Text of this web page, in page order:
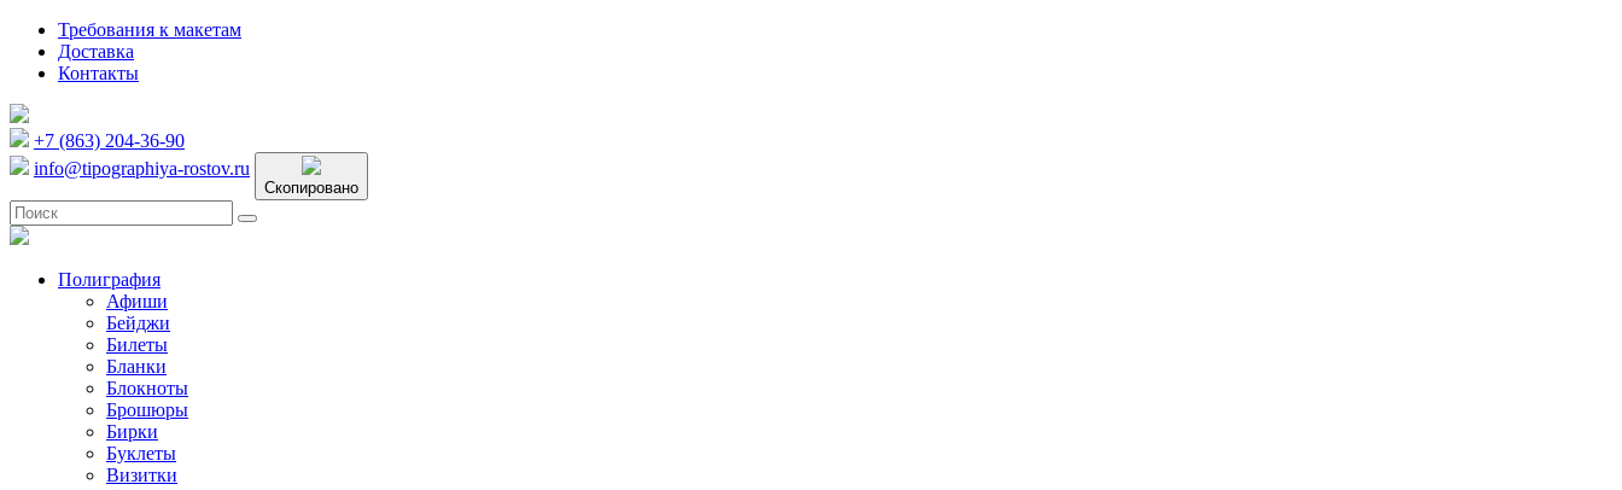
Требования к макетам
Доставка
Контакты
+7 (863) 204-36-90
info@tipographiya-rostov.ru
Скопировано
Полиграфия
Афиши
Бейджи
Билеты
Бланки
Блокноты
Брошюры
Бирки
Буклеты
Визитки